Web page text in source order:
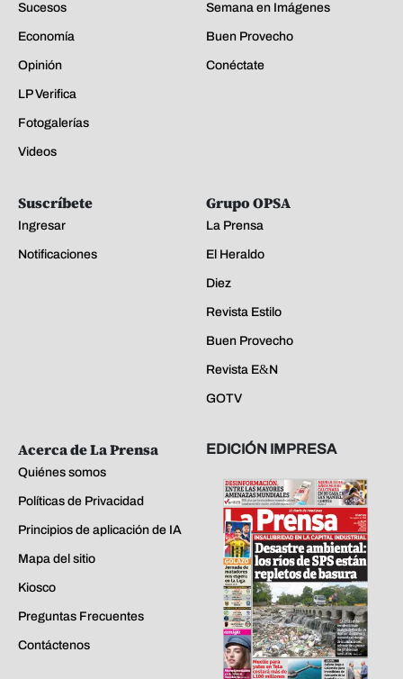
Sucesos
Economía
Opinión
LP Verifica
Fotogalerías
Videos
Semana en Imágenes
Buen Provecho
Conéctate
Suscríbete
Ingresar
Notificaciones
Grupo OPSA
La Prensa
El Heraldo
Diez
Revista Estilo
Buen Provecho
Revista E&N
GOTV
Acerca de La Prensa
Quiénes somos
Políticas de Privacidad
Principios de aplicación de IA
Mapa del sitio
Kiosco
Preguntas Frecuentes
Contáctenos
EDICIÓN IMPRESA